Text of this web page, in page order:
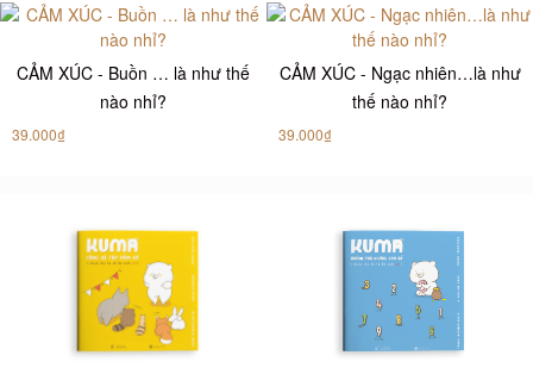
CẢM XÚC - Buồn … là như thế
nào nhỉ?
39.000₫
CẢM XÚC - Ngạc nhiên…là như
thế nào nhỉ?
39.000₫